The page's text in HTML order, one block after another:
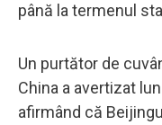
până la termenul
Un purtător de
China a avertizat
afirmând că